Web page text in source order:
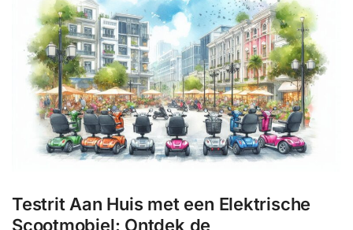
Testrit Aan Huis met een Elektrische
Scootmobiel: Ontdek de